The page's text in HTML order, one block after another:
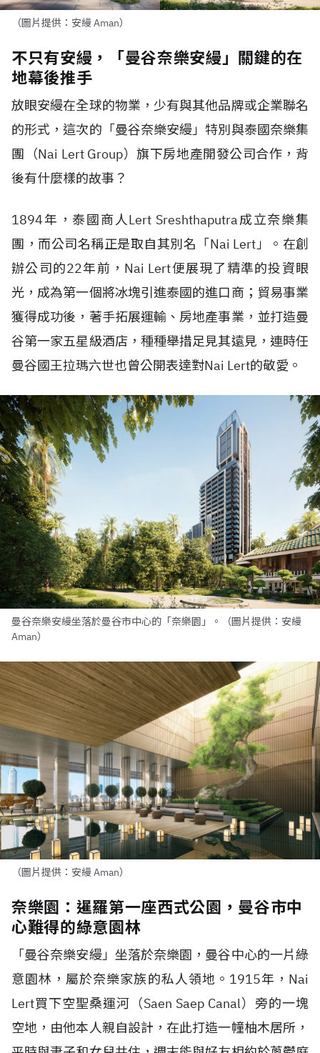
（圖片提供：安縵 Aman）
不只有安縵，「曼谷奈樂安縵」關鍵的在
地幕後推手
放眼安縵在全球的物業，少有與其他品牌或企業聯名
的形式，這次的「曼谷奈樂安縵」特別與泰國奈樂集
團（Nai Lert Group）旗下房地產開發公司合作，背
後有什麼樣的故事？
1894年，泰國商人Lert Sreshthaputra成立奈樂集
團，而公司名稱正是取自其別名「Nai Lert」。在創
辦公司的22年前，Nai Lert便展現了精準的投資眼
光，成為第一個將冰塊引進泰國的進口商；貿易事業
獲得成功後，著手拓展運輸、房地產事業，並打造曼
谷第一家五星級酒店，種種舉措足見其遠見，連時任
曼谷國王拉瑪六世也曾公開表達對Nai Lert的敬愛。
曼谷奈樂安縵坐落於曼谷市中心的「奈樂園」。（圖片提供：安縵
Aman）
（圖片提供：安縵 Aman）
奈樂園：暹羅第一座西式公園，曼谷市中
心難得的綠意園林
「曼谷奈樂安縵」坐落於奈樂園，曼谷中心的一片綠
意園林，屬於奈樂家族的私人領地。1915年，Nai
Lert買下空聖桑運河（Saen Saep Canal）旁的一塊
空地，由他本人親自設計，在此打造一幢柚木居所，